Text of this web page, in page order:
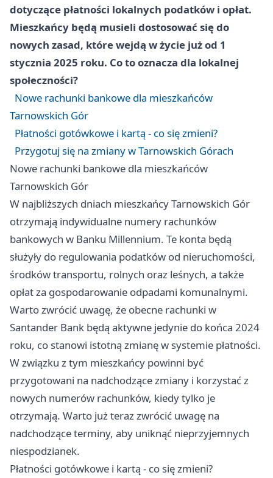
dotyczące płatności lokalnych podatków i opłat.
Mieszkańcy będą musieli dostosować się do
nowych zasad, które wejdą w życie już od 1
stycznia 2025 roku. Co to oznacza dla lokalnej
społeczności?
Nowe rachunki bankowe dla mieszkańców
Tarnowskich Gór
Płatności gotówkowe i kartą - co się zmieni?
Przygotuj się na zmiany w Tarnowskich Górach
Nowe rachunki bankowe dla mieszkańców
Tarnowskich Gór
W najbliższych dniach mieszkańcy Tarnowskich Gór
otrzymają indywidualne numery rachunków
bankowych w Banku Millennium. Te konta będą
służyły do regulowania podatków od nieruchomości,
środków transportu, rolnych oraz leśnych, a także
opłat za gospodarowanie odpadami komunalnymi.
Warto zwrócić uwagę, że obecne rachunki w
Santander Bank będą aktywne jedynie do końca 2024
roku, co stanowi istotną zmianę w systemie płatności.
W związku z tym mieszkańcy powinni być
przygotowani na nadchodzące zmiany i korzystać z
nowych numerów rachunków, kiedy tylko je
otrzymają. Warto już teraz zwrócić uwagę na
nadchodzące terminy, aby uniknąć nieprzyjemnych
niespodzianek.
Płatności gotówkowe i kartą - co się zmieni?